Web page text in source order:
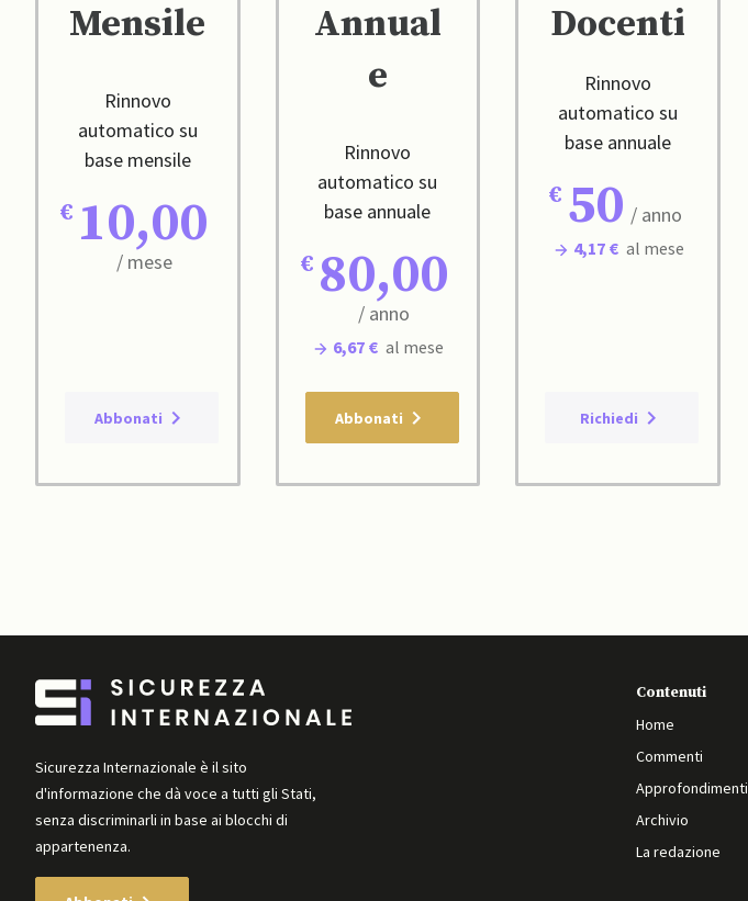
Mensile
Rinnovo
automatico su
base mensile
10,00
/ mese
Abbonati
Annual
e
Rinnovo
automatico su
base annuale
80,00
/ anno
6,67 € al mese
Abbonati
Docenti
Rinnovo
automatico su
base annuale
50 / anno
4,17 € al mese
Richiedi
Sicurezza Internazionale è il sito
d'informazione che dà voce a tutti gli Stati,
senza discriminarli in base ai blocchi di
appartenenza.
Contenuti
Home
Commenti
Approfondimenti
Archivio
La redazione